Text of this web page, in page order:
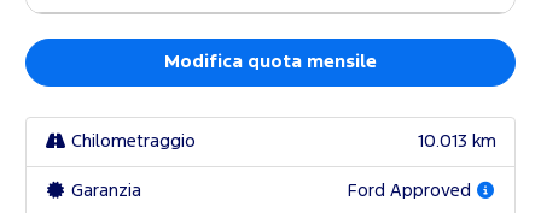
Modifica quota mensile
Chilometraggio 10.013 km
Garanzia Ford Approved